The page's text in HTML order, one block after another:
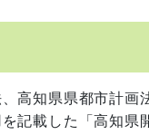
高知県県都市計画
記載した「高知県